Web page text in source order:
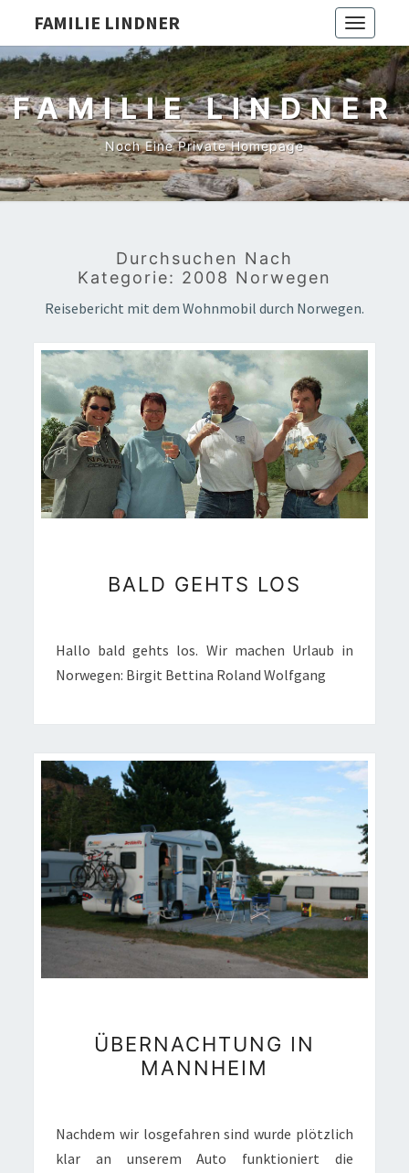
Toggle
FAMILIE LINDNER
FAMILIE LINDNER
Noch Eine Private Homepage
Durchsuchen Nach
Kategorie: 2008 Norwegen
Reisebericht mit dem Wohnmobil durch Norwegen.
GEHTS
BALD GEHTS LOS
Hallo bald gehts los. Wir machen Urlaub in
Norwegen: Birgit Bettina Roland Wolfgang
IN
MANNHEIM
ÜBERNACHTUNG IN
MANNHEIM
Nachdem wir losgefahren sind wurde plötzlich
klar an unserem Auto funktioniert die